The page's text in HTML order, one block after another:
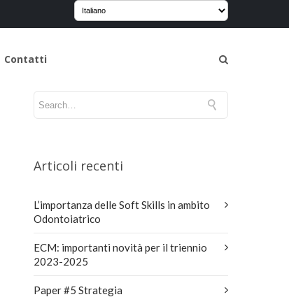
Contatti
Articoli recenti
L’importanza delle Soft Skills in ambito
Odontoiatrico
ECM: importanti novità per il triennio
2023-2025
Paper #5 Strategia